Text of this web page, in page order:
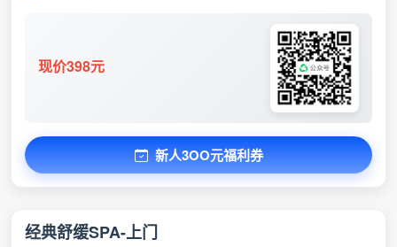
现价398元
新人3OO元福利券
经典舒缓SPA-上门